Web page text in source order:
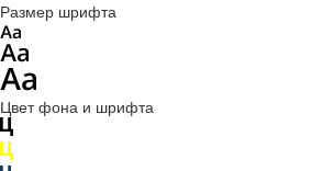
Размер шрифта
Цвет фона и шрифта